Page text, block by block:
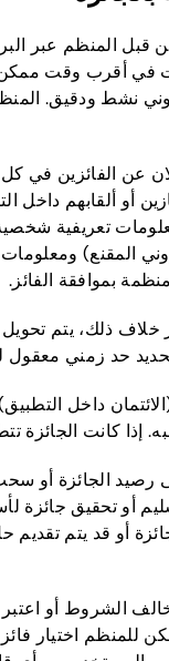
قبل المنظم عبر
نشط ودقيق.
عن الفائزين في
أو ألقابهم داخل
تعريفية
المقنع)
بموافقة الفائز.
خلاف ذلك، يتم
حد زمني معقول
داخل
تتطلب تحققا
رصيد الجائزة أو
أو تحقيق جائزة
أو قد يتم
خالف الشروط أو
للمنظم